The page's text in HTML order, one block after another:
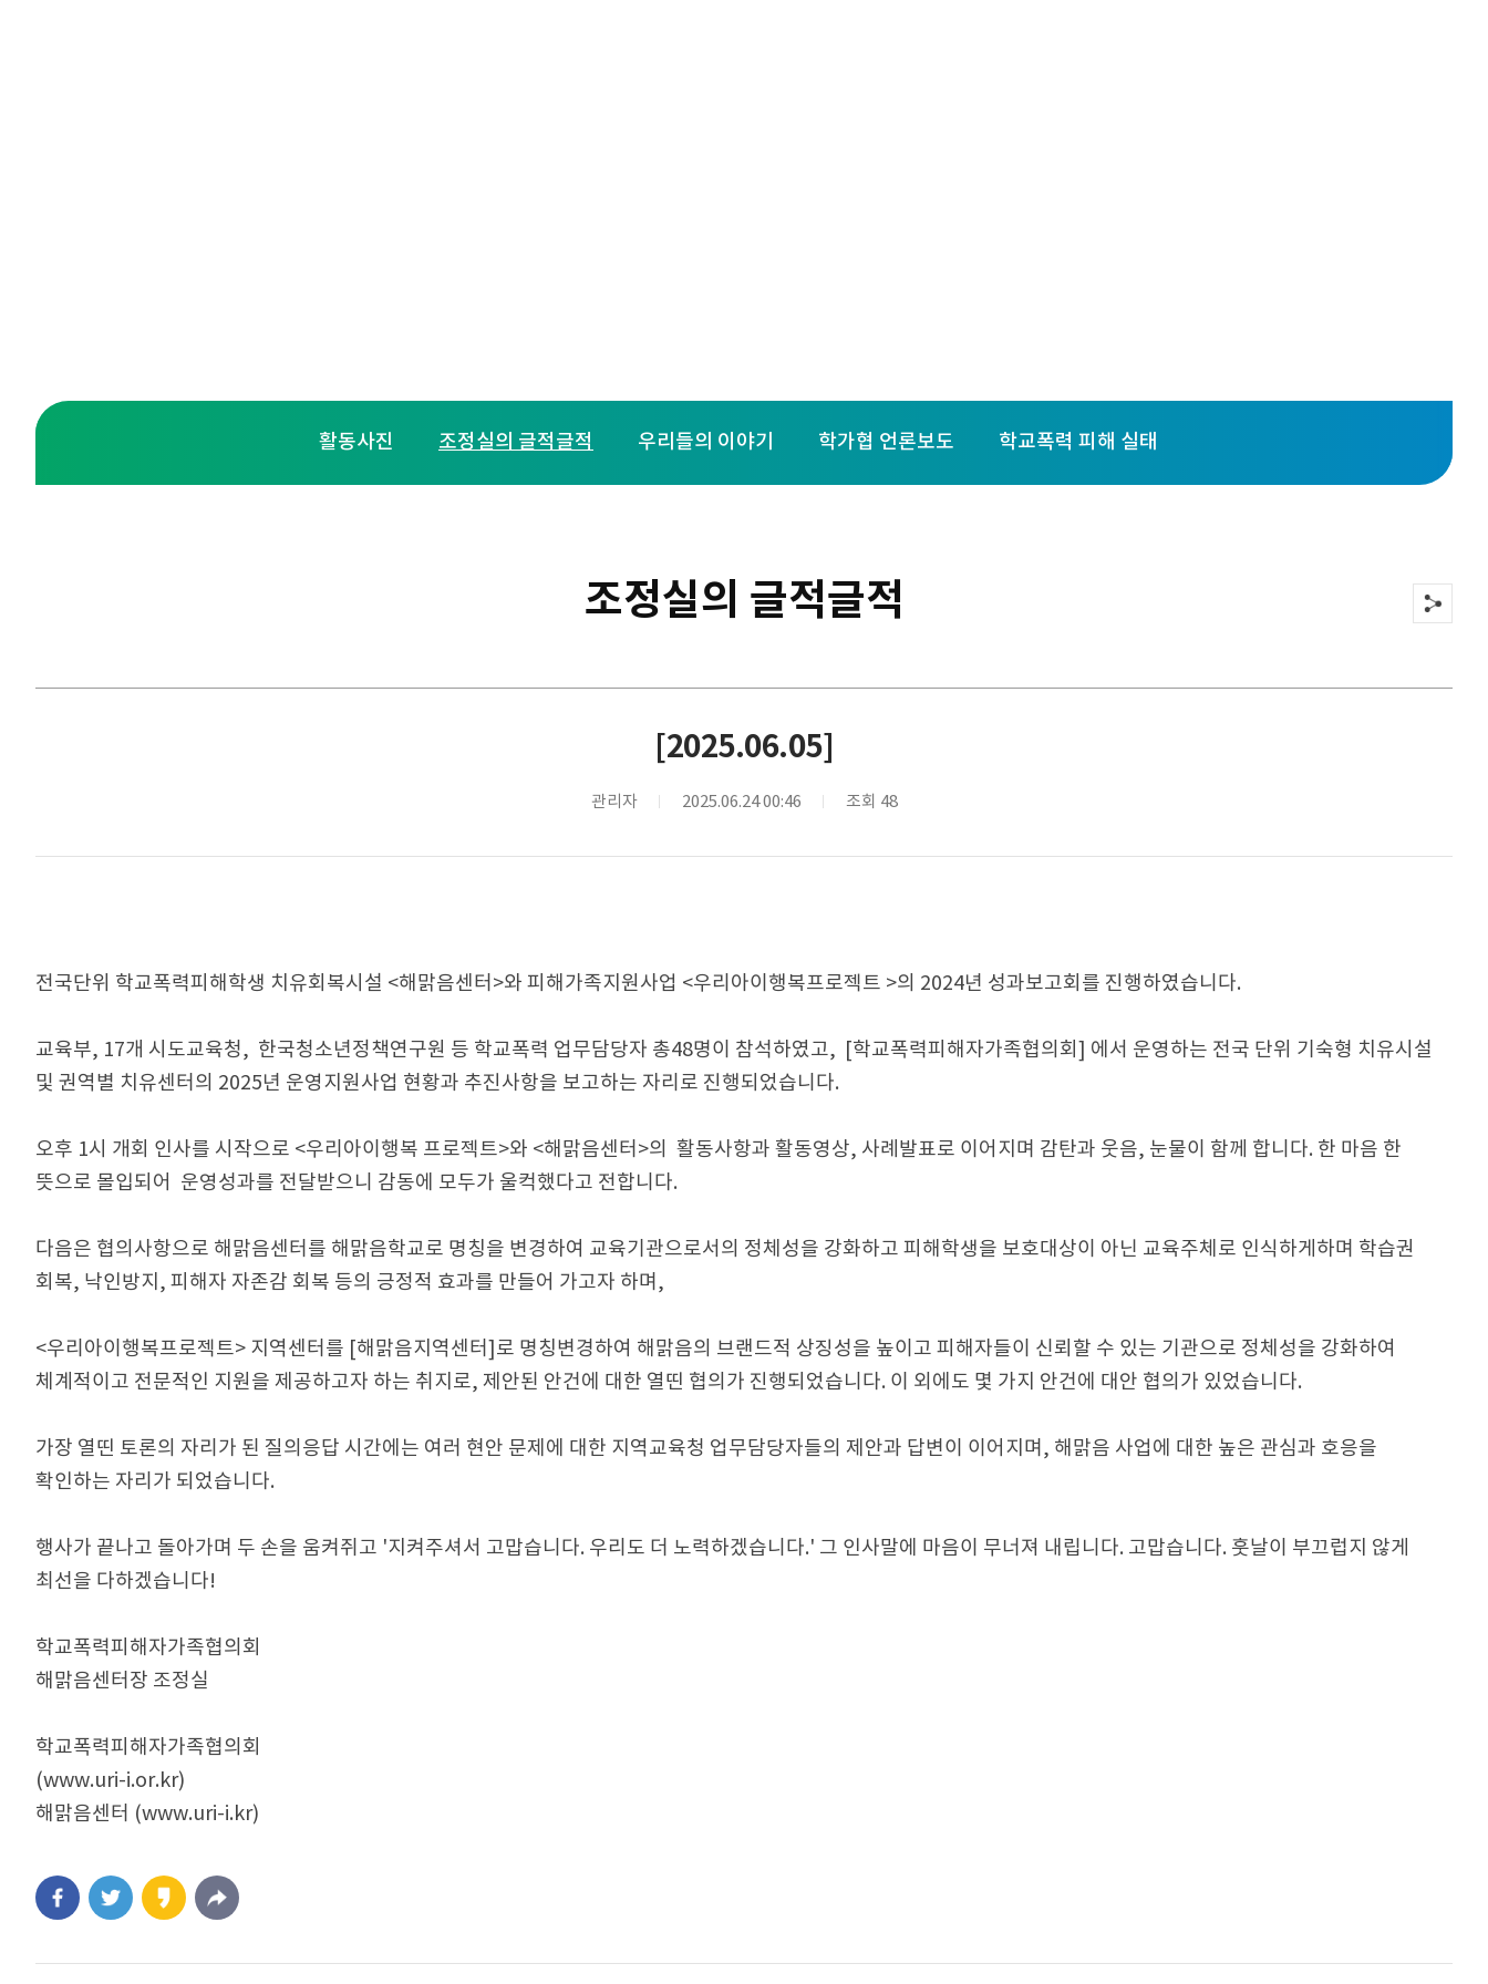
활동사진 조정실의 글적글적 우리들의 이야기 학가협 언론보도 학교폭력 피해 실태
조정실의 글적글적
[2025.06.05]
관리자 2025.06.24 00:46 조회 48
전국단위 학교폭력피해학생 치유회복시설 <해맑음센터>와 피해가족지원사업 <우리아이행복프로젝트 >의 2024년 성과보고회를 진행하였습니다.
교육부, 17개 시도교육청, 한국청소년정책연구원 등 학교폭력 업무담당자 총48명이 참석하였고, [학교폭력피해자가족협의회] 에서 운영하는 전국 단위 기숙형 치유시설
및 권역별 치유센터의 2025년 운영지원사업 현황과 추진사항을 보고하는 자리로 진행되었습니다.
오후 1시 개회 인사를 시작으로 <우리아이행복 프로젝트>와 <해맑음센터>의 활동사항과 활동영상, 사례발표로 이어지며 감탄과 웃음, 눈물이 함께 합니다. 한 마음 한
뜻으로 몰입되어 운영성과를 전달받으니 감동에 모두가 울컥했다고 전합니다.
다음은 협의사항으로 해맑음센터를 해맑음학교로 명칭을 변경하여 교육기관으로서의 정체성을 강화하고 피해학생을 보호대상이 아닌 교육주체로 인식하게하며 학습권
회복, 낙인방지, 피해자 자존감 회복 등의 긍정적 효과를 만들어 가고자 하며,
<우리아이행복프로젝트> 지역센터를 [해맑음지역센터]로 명칭변경하여 해맑음의 브랜드적 상징성을 높이고 피해자들이 신뢰할 수 있는 기관으로 정체성을 강화하여
체계적이고 전문적인 지원을 제공하고자 하는 취지로, 제안된 안건에 대한 열띤 협의가 진행되었습니다. 이 외에도 몇 가지 안건에 대안 협의가 있었습니다.
가장 열띤 토론의 자리가 된 질의응답 시간에는 여러 현안 문제에 대한 지역교육청 업무담당자들의 제안과 답변이 이어지며, 해맑음 사업에 대한 높은 관심과 호응을
확인하는 자리가 되었습니다.
행사가 끝나고 돌아가며 두 손을 움켜쥐고 '지켜주셔서 고맙습니다. 우리도 더 노력하겠습니다.' 그 인사말에 마음이 무너져 내립니다. 고맙습니다. 훗날이 부끄럽지 않게
최선을 다하겠습니다!
학교폭력피해자가족협의회
해맑음센터장 조정실
학교폭력피해자가족협의회
(www.uri-i.or.kr)
해맑음센터 (www.uri-i.kr)